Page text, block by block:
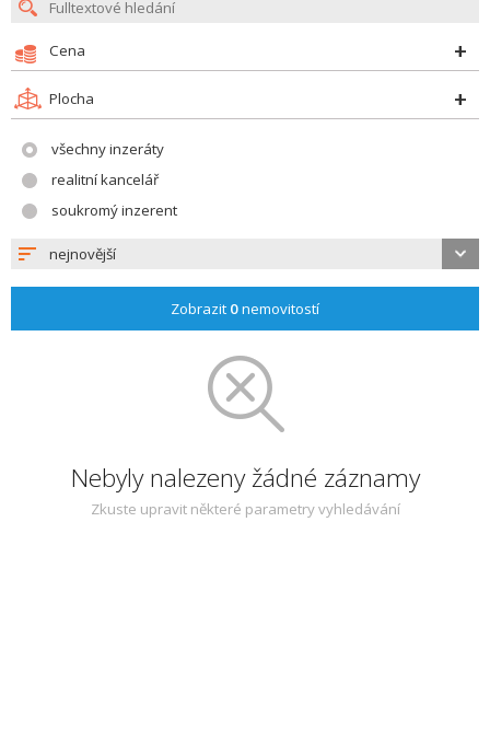
Cena
Plocha
všechny inzeráty
realitní kancelář
soukromý inzerent
nejnovější
Zobrazit 0nemovitostí
Nebyly nalezeny žádné záznamy
Zkuste upravit některé parametry vyhledávání